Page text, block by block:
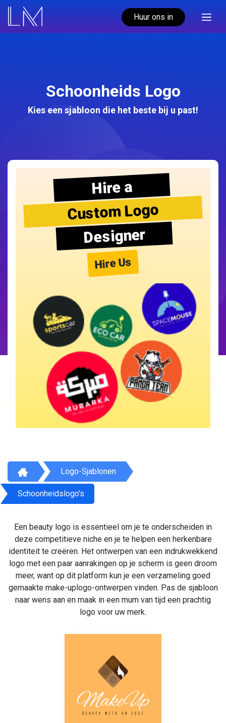
Huur ons in
Schoonheids Logo
Kies een sjabloon die het beste bij u past!
Hire a
Custom Logo
Designer
Hire Us
Logo-Sjablonen
Schoonheidslogo's
Een beauty logo is essentieel om je te onderscheiden in
deze competitieve niche en je te helpen een herkenbare
identiteit te creëren. Het ontwerpen van een indrukwekkend
logo met een paar aanrakingen op je scherm is geen droom
meer, want op dit platform kun je een verzameling goed
gemaakte make-uplogo-ontwerpen vinden. Pas de sjabloon
naar wens aan en maak in een mum van tijd een prachtig
logo voor uw merk.